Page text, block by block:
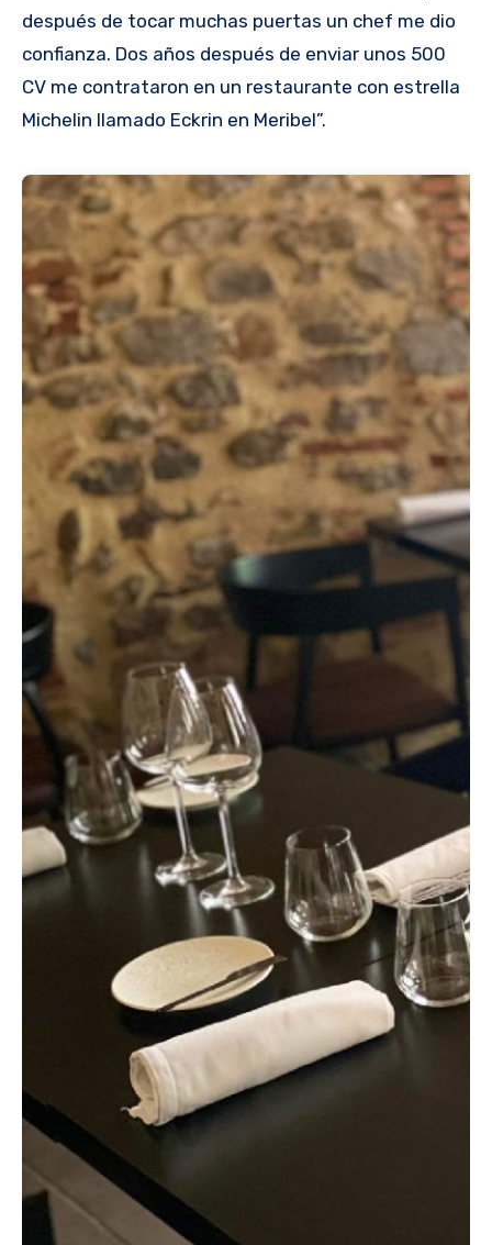
después de tocar muchas puertas un chef me dio
confianza. Dos años después de enviar unos 500
CV me contrataron en un restaurante con estrella
Michelin llamado Eckrin en Meribel”.